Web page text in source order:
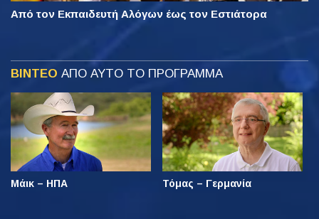
Από τον Εκπαιδευτή Αλόγων έως τον Εστιάτορα
ΒΙΝΤΕΟ ΑΠΟ ΑΥΤΟ ΤΟ ΠΡΟΓΡΑΜΜΑ
Μάικ – ΗΠΑ Τόμας – Γερμανία